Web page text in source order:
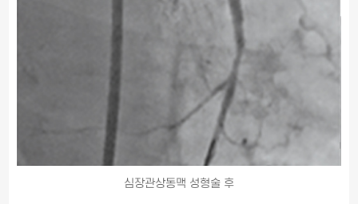
심장관상동맥 성형술 후